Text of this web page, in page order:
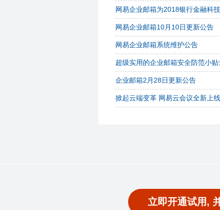
网易企业邮箱为2018银行金融科
网易企业邮箱10月10日更新公告
网易企业邮箱系统维护公告
超级实用的企业邮箱安全防范小贴
企业邮箱2月28日更新公告
掀起云端变革 网易云会议全新上线
立即开通试用,